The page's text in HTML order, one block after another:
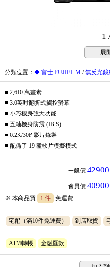
1
展
分類位置 ： ◆ 富士 FUJIFILM /無反光鏡
■ 2,610 萬畫素
■ 3.0英吋翻折式觸控螢幕
■ 小巧機身強大功能
■ 五軸機身防震 (IBIS)
■ 6.2K/30P 影片錄製
■ 配備了 19 種軟片模擬模式
一般價 42900
會員價 40900
※ 本商品買 1 件 免運費
宅配（滿10件免運費） 到店取貨
ATM轉帳 金融匯款